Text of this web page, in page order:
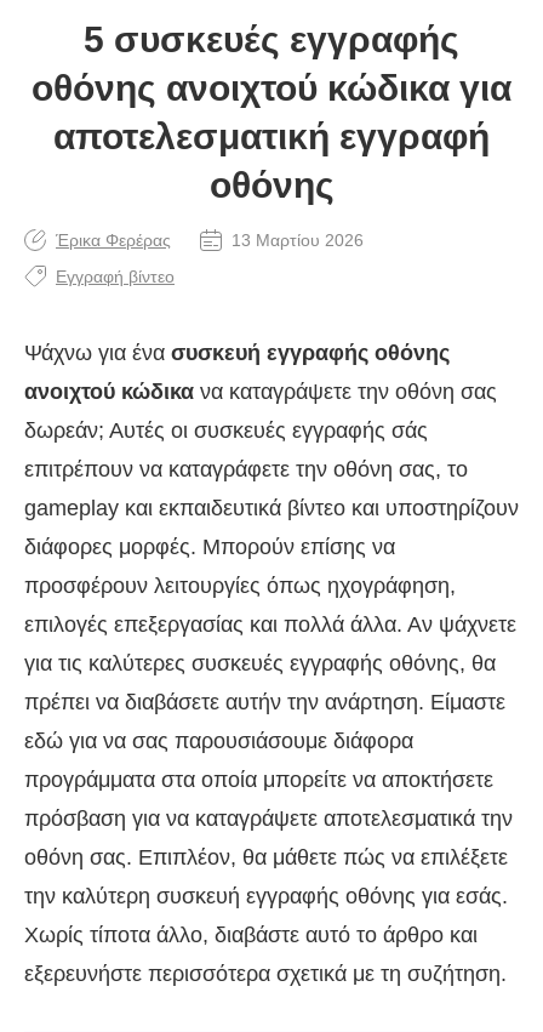
5 συσκευές εγγραφής
οθόνης ανοιχτού κώδικα για
αποτελεσματική εγγραφή
οθόνης
Έρικα Φερέρας
13 Μαρτίου 2026
Εγγραφή βίντεο
Ψάχνω για ένα συσκευή εγγραφής οθόνης
ανοιχτού κώδικα να καταγράψετε την οθόνη σας
δωρεάν; Αυτές οι συσκευές εγγραφής σάς
επιτρέπουν να καταγράφετε την οθόνη σας, το
gameplay και εκπαιδευτικά βίντεο και υποστηρίζουν
διάφορες μορφές. Μπορούν επίσης να
προσφέρουν λειτουργίες όπως ηχογράφηση,
επιλογές επεξεργασίας και πολλά άλλα. Αν ψάχνετε
για τις καλύτερες συσκευές εγγραφής οθόνης, θα
πρέπει να διαβάσετε αυτήν την ανάρτηση. Είμαστε
εδώ για να σας παρουσιάσουμε διάφορα
προγράμματα στα οποία μπορείτε να αποκτήσετε
πρόσβαση για να καταγράψετε αποτελεσματικά την
οθόνη σας. Επιπλέον, θα μάθετε πώς να επιλέξετε
την καλύτερη συσκευή εγγραφής οθόνης για εσάς.
Χωρίς τίποτα άλλο, διαβάστε αυτό το άρθρο και
εξερευνήστε περισσότερα σχετικά με τη συζήτηση.